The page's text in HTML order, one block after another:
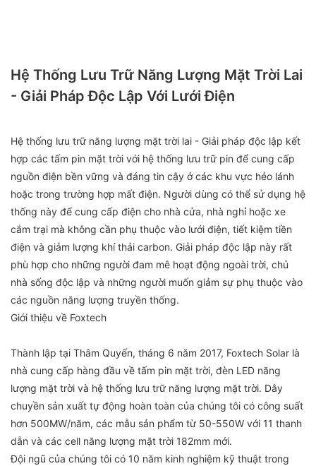
Hệ Thống Lưu Trữ Năng Lượng Mặt Trời Lai
- Giải Pháp Độc Lập Với Lưới Điện
Hệ thống lưu trữ năng lượng mặt trời lai - Giải pháp độc lập kết
hợp các tấm pin mặt trời với hệ thống lưu trữ pin để cung cấp
nguồn điện bền vững và đáng tin cậy ở các khu vực hẻo lánh
hoặc trong trường hợp mất điện. Người dùng có thể sử dụng hệ
thống này để cung cấp điện cho nhà cửa, nhà nghỉ hoặc xe
cắm trại mà không cần phụ thuộc vào lưới điện, tiết kiệm tiền
điện và giảm lượng khí thải carbon. Giải pháp độc lập này rất
phù hợp cho những người đam mê hoạt động ngoài trời, chủ
nhà sống độc lập và những người muốn giảm sự phụ thuộc vào
các nguồn năng lượng truyền thống.
Giới thiệu về Foxtech
Thành lập tại Thâm Quyến, tháng 6 năm 2017, Foxtech Solar là
nhà cung cấp hàng đầu về tấm pin mặt trời, đèn LED năng
lượng mặt trời và hệ thống lưu trữ năng lượng mặt trời. Dây
chuyền sản xuất tự động hoàn toàn của chúng tôi có công suất
hơn 500MW/năm, các mẫu sản phẩm từ 50-550W với 11 thanh
dẫn và các cell năng lượng mặt trời 182mm mới.
Đội ngũ của chúng tôi có 10 năm kinh nghiệm kỹ thuật trong